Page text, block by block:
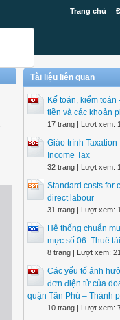
Trang chủ
Tài liệu liên quan
Kế toán, kiểm
tiền và các khoản
17 trang | Lượt xem:
Giáo trình Taxation
Income Tax
32 trang | Lượt xem:
Standard costs for
direct labour
31 trang | Lượt xem:
Hệ thống chuẩn
mực số 06: Thuê
8 trang | Lượt xem:
Các yếu tố ảnh
đơn điện tử của
quận Tân Phú – Thành
10 trang | Lượt xem: